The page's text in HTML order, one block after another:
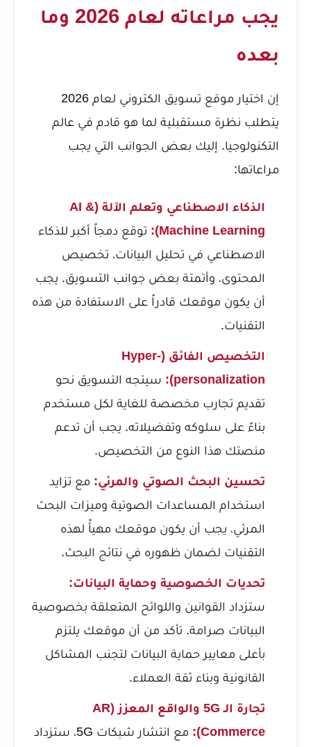
يجب مراعاته لعام 2026 وما
بعده
إن اختيار موقع تسويق الكتروني لعام 2026
يتطلب نظرة مستقبلية لما هو قادم في عالم
التكنولوجيا. إليك بعض الجوانب التي يجب
مراعاتها:
الذكاء الاصطناعي وتعلم الآلة (AI &
Machine Learning):
توقع دمجاً أكبر للذكاء
الاصطناعي في تحليل البيانات، تخصيص
المحتوى، وأتمتة بعض جوانب التسويق. يجب
أن يكون موقعك قادراً على الاستفادة من هذه
التقنيات.
التخصيص الفائق (Hyper-
personalization):
سيتجه التسويق نحو
تقديم تجارب مخصصة للغاية لكل مستخدم
بناءً على سلوكه وتفضيلاته. يجب أن تدعم
منصتك هذا النوع من التخصيص.
تحسين البحث الصوتي والمرئي: مع تزايد
استخدام المساعدات الصوتية وميزات البحث
المرئي، يجب أن يكون موقعك مهيأً لهذه
التقنيات لضمان ظهوره في نتائج البحث.
تحديات الخصوصية وحماية البيانات:
ستزداد القوانين واللوائح المتعلقة بخصوصية
البيانات صرامة. تأكد من أن موقعك يلتزم
بأعلى معايير حماية البيانات لتجنب المشاكل
القانونية وبناء ثقة العملاء.
تجارة الـ 5G والواقع المعزز (AR
Commerce):
مع انتشار شبكات 5G، ستزداد